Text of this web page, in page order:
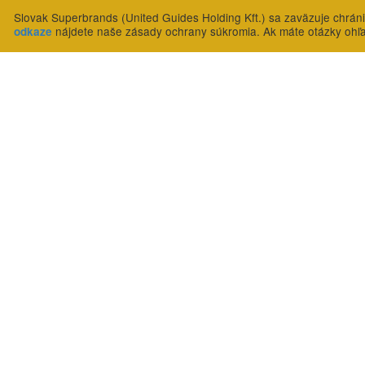
Slovak Superbrands (United Guides Holding Kft.) sa zaväzuje
odkaze nájdete naše zásady ochrany súkromia. Ak máte otázky